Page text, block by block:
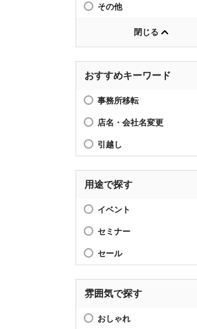
その他
閉じる
おすすめキーワード
事務所移転
店名・会社名変更
引越し
用途で探す
イベント
セミナー
セール
雰囲気で探す
おしゃれ